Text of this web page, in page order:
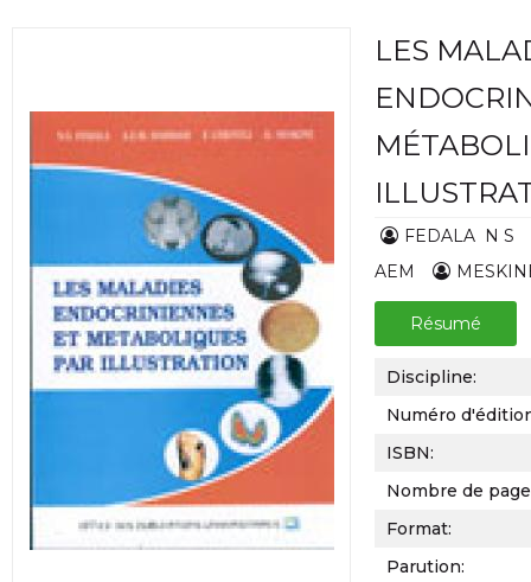
LES
FEDALA N S
AEM
Résumé
Discipline:
Numéro
ISBN:
Nombre de
Format:
Parution: